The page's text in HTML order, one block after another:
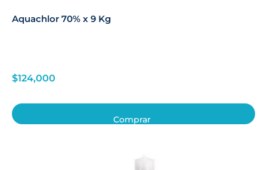
Aquachlor 70% x 9 Kg
$124,000
Comprar